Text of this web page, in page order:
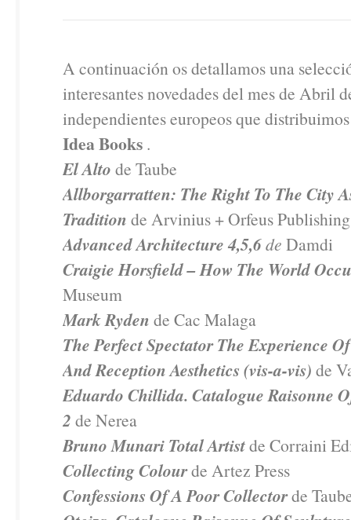
A continuación os detallamos una
interesantes novedades del mes de Abril
independientes europeos que
Idea Books .
El Alto de Taube
Allborgarratten: The Right To The City
Tradition de Arvinius + Orfeus Publishing
Advanced Architecture 4,5,6de Damdi
Craigie Horsfield – How The World
Museum
Mark Ryden de Cac Malaga
The Perfect Spectator The Experience
And Reception Aesthetics (vis-a-vis) de
Eduardo Chillida. Catalogue Raisonne
2 de Nerea
Bruno Munari Total Artistde Corraini
Collecting Colourde Artez Press
Confessions Of A Poor Collectorde